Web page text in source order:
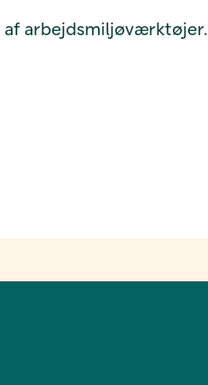
arbejdsmiljøværktøjer.